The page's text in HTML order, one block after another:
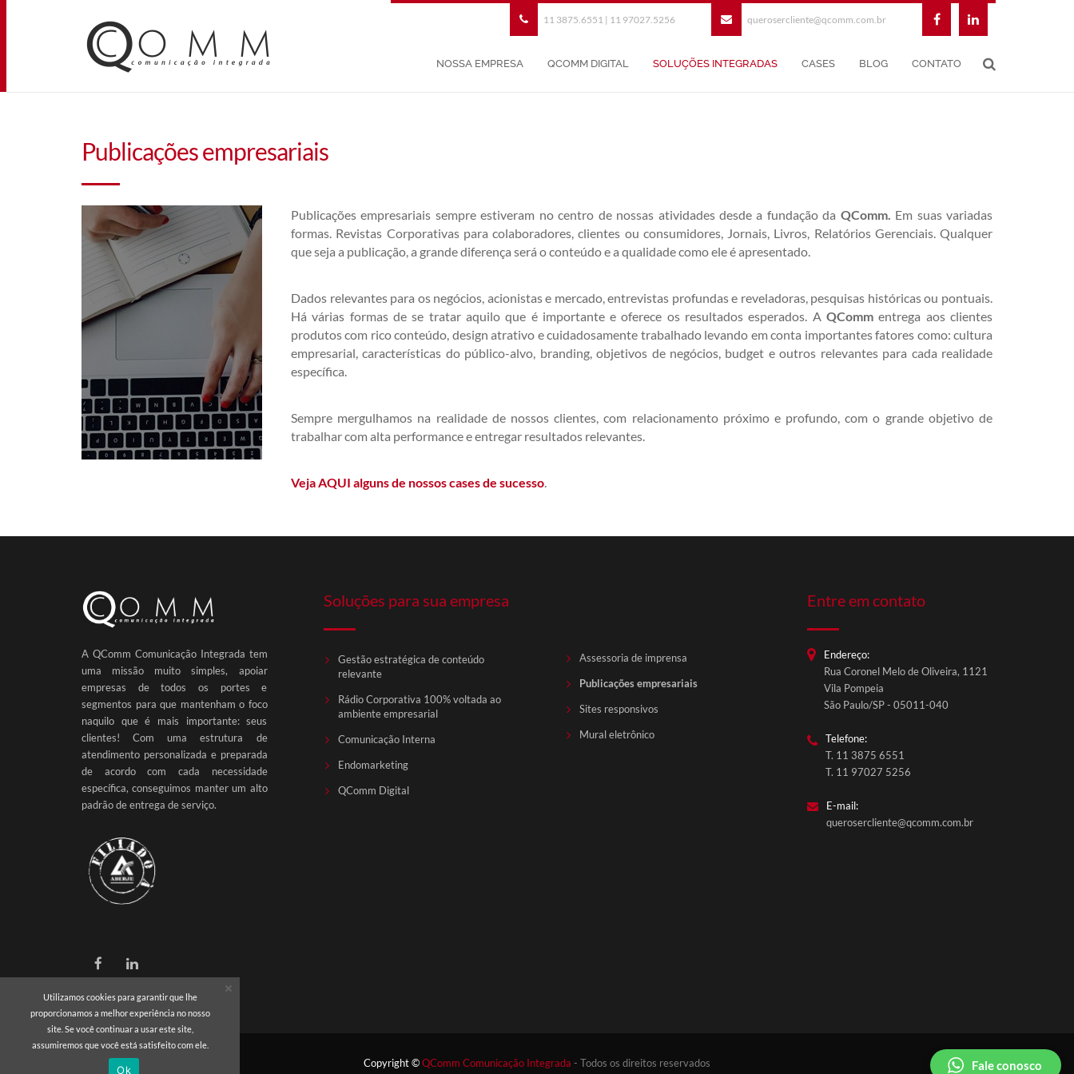
11 3875.6551 | 11 97027.5256 querosercliente@qcomm.com.br
NOSSA EMPRESA QCOMM DIGITAL SOLUÇÕES INTEGRADAS CASES BLOG CONTATO
Publicações empresariais
Publicações empresariais sempre estiveram no centro de nossas atividades desde a fundação da QComm. Em suas variadas
formas. Revistas Corporativas para colaboradores, clientes ou consumidores, Jornais, Livros, Relatórios Gerenciais. Qualquer
que seja a publicação, a grande diferença será o conteúdo e a qualidade como ele é apresentado.
Dados relevantes para os negócios, acionistas e mercado, entrevistas profundas e reveladoras, pesquisas históricas ou pontuais.
Há várias formas de se tratar aquilo que é importante e oferece os resultados esperados. AQCommentrega aos clientes
produtos com rico conteúdo, design atrativo e cuidadosamente trabalhado levando em conta importantes fatores como: cultura
empresarial, características do público-alvo, branding, objetivos de negócios, budget e outros relevantes para cada realidade
específica.
Sempre mergulhamos na realidade de nossos clientes, com relacionamento próximo e profundo, com o grande objetivo de
trabalhar com alta performance e entregar resultados relevantes.
Veja AQUI alguns de nossos cases de sucesso.
A QComm Comunicação Integrada tem
uma missão muito simples, apoiar
empresas de todos os portes e
segmentos para que mantenham o foco
naquilo que é mais importante: seus
clientes! Com uma estrutura de
atendimento personalizada e preparada
de acordo com cada necessidade
específica, conseguimos manter um alto
padrão de entrega de serviço.
Soluções para sua empresa
Gestão estratégica de conteúdo
relevante
Rádio Corporativa 100% voltada ao
ambiente empresarial
Comunicação Interna
Endomarketing
QComm Digital
Assessoria de imprensa
Publicações empresariais
Sites responsivos
Mural eletrônico
Fale conosco
Entre em contato
Endereço:
Rua Coronel Melo de Oliveira, 1121
Vila Pompeia
São Paulo/SP - 05011-040
Telefone:
T. 11 3875 6551
T. 11 97027 5256
E-mail:
querosercliente@qcomm.com.br
Copyright © QComm Comunicação Integrada - Todos os direitos reservados
Utilizamos cookies para garantir que lhe
proporcionamos a melhor experiência no nosso
site. Se você continuar a usar este site,
assumiremos que você está satisfeito com ele.
Ok